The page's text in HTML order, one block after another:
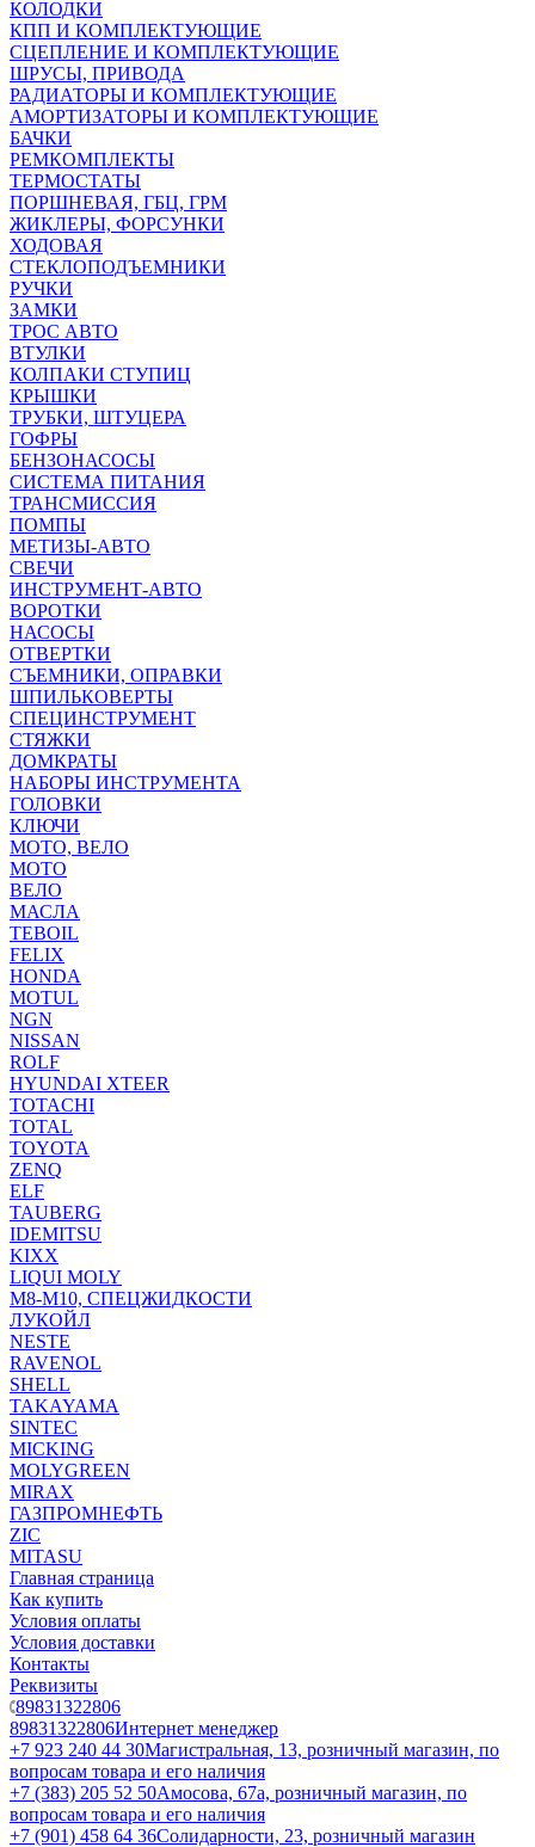
КОЛОДКИ
КПП И КОМПЛЕКТУЮЩИЕ
СЦЕПЛЕНИЕ И КОМПЛЕКТУЮЩИЕ
ШРУСЫ, ПРИВОДА
РАДИАТОРЫ И КОМПЛЕКТУЮЩИЕ
АМОРТИЗАТОРЫ И КОМПЛЕКТУЮЩИЕ
БАЧКИ
РЕМКОМПЛЕКТЫ
ТЕРМОСТАТЫ
ПОРШНЕВАЯ, ГБЦ, ГРМ
ЖИКЛЕРЫ, ФОРСУНКИ
ХОДОВАЯ
СТЕКЛОПОДЪЕМНИКИ
РУЧКИ
ЗАМКИ
ТРОС АВТО
ВТУЛКИ
КОЛПАКИ СТУПИЦ
КРЫШКИ
ТРУБКИ, ШТУЦЕРА
ГОФРЫ
БЕНЗОНАСОСЫ
СИСТЕМА ПИТАНИЯ
ТРАНСМИССИЯ
ПОМПЫ
МЕТИЗЫ-АВТО
СВЕЧИ
ИНСТРУМЕНТ-АВТО
ВОРОТКИ
НАСОСЫ
ОТВЕРТКИ
СЪЕМНИКИ, ОПРАВКИ
ШПИЛЬКОВЕРТЫ
СПЕЦИНСТРУМЕНТ
СТЯЖКИ
ДОМКРАТЫ
НАБОРЫ ИНСТРУМЕНТА
ГОЛОВКИ
КЛЮЧИ
МОТО, ВЕЛО
МОТО
ВЕЛО
МАСЛА
TEBOIL
FELIX
HONDA
MOTUL
NGN
NISSAN
ROLF
HYUNDAI XTEER
TOTACHI
TOTAL
TOYOTA
ZENQ
ELF
TAUBERG
IDEMITSU
KIXX
LIQUI MOLY
М8-М10, СПЕЦЖИДКОСТИ
ЛУКОЙЛ
NESTE
RAVENOL
SHELL
TAKAYAMA
SINTEC
MICKING
MOLYGREEN
MIRAX
ГАЗПРОМНЕФТЬ
ZIC
MITASU
Главная страница
Как купить
Условия оплаты
Условия доставки
Контакты
Реквизиты
89831322806
89831322806Интернет менеджер
+7 923 240 44 30​Магистральная, 13, розничный магазин, по
вопросам товара и его наличия
+7 (383) 205 52 50Амосова, 67а, розничный магазин, по
вопросам товара и его наличия
+7 (901) 458 64 36Солидарности, 23, розничный магазин